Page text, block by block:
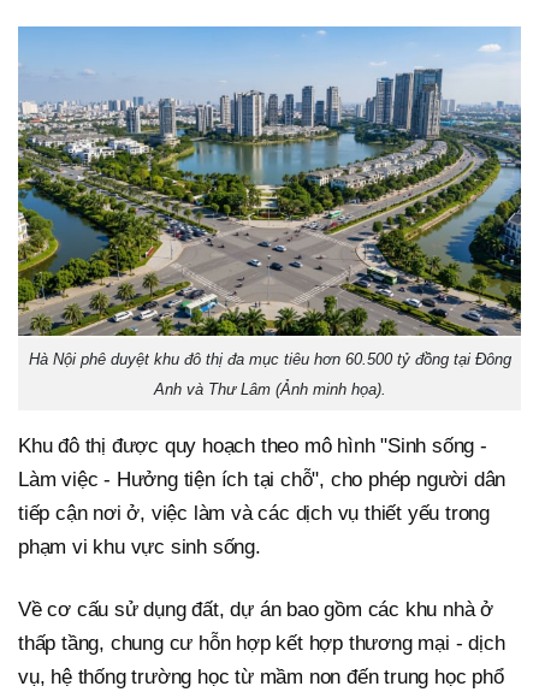
Hà Nội phê duyệt khu đô thị đa mục tiêu hơn 60.500 tỷ đồng tại Đông
Anh và Thư Lâm (Ảnh minh họa).
Khu đô thị được quy hoạch theo mô hình "Sinh sống -
Làm việc - Hưởng tiện ích tại chỗ", cho phép người dân
tiếp cận nơi ở, việc làm và các dịch vụ thiết yếu trong
phạm vi khu vực sinh sống.
Về cơ cấu sử dụng đất, dự án bao gồm các khu nhà ở
thấp tầng, chung cư hỗn hợp kết hợp thương mại - dịch
vụ, hệ thống trường học từ mầm non đến trung học phổ